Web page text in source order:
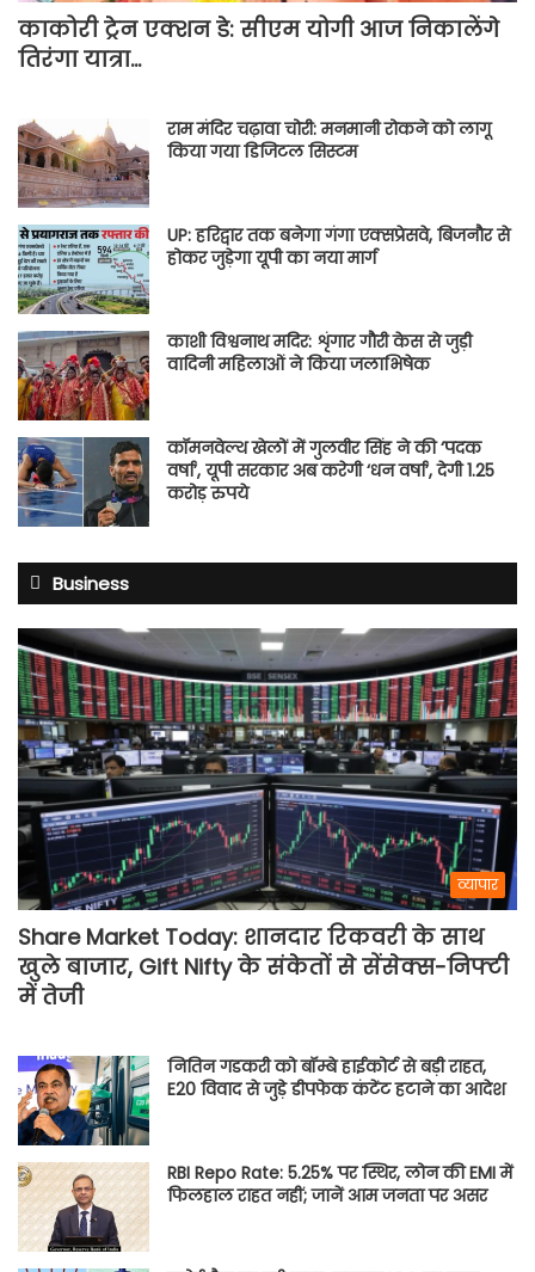
काकोरी ट्रेन एक्शन डे: सीएम योगी आज निकालेंगे
तिरंगा यात्रा…
राम मंदिर चढ़ावा चोरी: मनमानी रोकने को लागू
किया गया डिजिटल सिस्टम
UP: हरिद्वार तक बनेगा गंगा एक्सप्रेसवे, बिजनौर से
होकर जुड़ेगा यूपी का नया मार्ग
काशी विश्वनाथ मदिर: शृंगार गौरी केस से जुड़ी
वादिनी महिलाओं ने किया जलाभिषेक
कॉमनवेल्थ खेलों में गुलवीर सिंह ने की ‘पदक
वर्षा’, यूपी सरकार अब करेगी ‘धन वर्षा’, देगी 1.25
करोड़ रुपये
Business
व्यापार
Share Market Today: शानदार रिकवरी के साथ
खुले बाजार, Gift Nifty के संकेतों से सेंसेक्स-निफ्टी
में तेजी
नितिन गडकरी को बॉम्बे हाईकोर्ट से बड़ी राहत,
E20 विवाद से जुड़े डीपफेक कंटेंट हटाने का आदेश
RBI Repo Rate: 5.25% पर स्थिर, लोन की EMI में
फिलहाल राहत नहीं; जानें आम जनता पर असर